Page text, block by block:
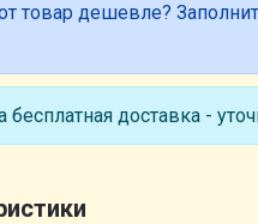
товар дешевле?
доставка -